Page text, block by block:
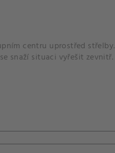
centru uprostřed střelby.
snaží situaci vyřešit zevnitř.